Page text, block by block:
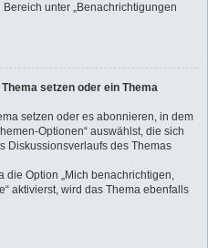
unter „Benachrichtigungen
setzen oder ein Thema
setzen oder es abonnieren, in dem
Optionen“ auswählst, die sich
Diskussionsverlaufs des Themas
die Option „Mich benachrichtigen,
aktivierst, wird das Thema ebenfalls